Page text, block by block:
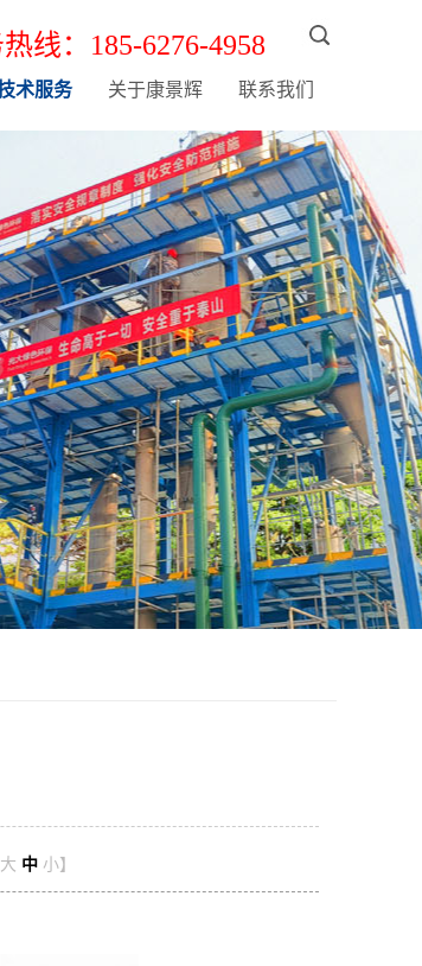
线：185-6276-4958
术服务 关于康景辉 联系我们
大 中 小】